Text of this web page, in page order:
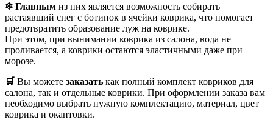
❄ Главным из них является возможность собирать
растаявший снег с ботинок в ячейки коврика, что помогает
предотвратить образование луж на коврике.
При этом, при вынимании коврика из салона, вода не
проливается, а коврики остаются эластичными даже при
морозе.
🛒 Вы можете заказать как полный комплект ковриков для
салона, так и отдельные коврики. При оформлении заказа вам
необходимо выбрать нужную комплектацию, материал, цвет
коврика и окантовки.